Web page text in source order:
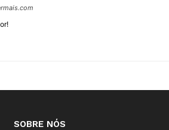
SOBRE NÓS